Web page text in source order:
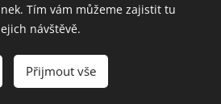
Houžvička
Cookies
Tím vám můžeme zajistit tu
návštěvě.
Přijmout vše